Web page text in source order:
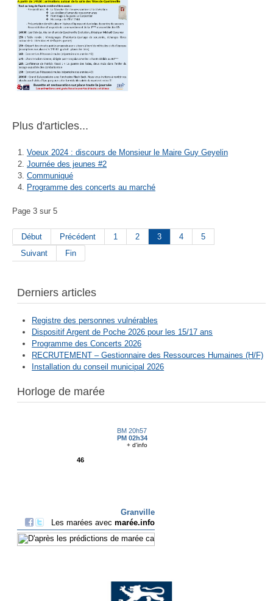
Plus d'articles...
Voeux 2024 : discours de Monsieur le Maire Guy Geyelin
Journée des jeunes #2
Communiqué
Programme des concerts au marché
Page 3 sur 5
Début Précédent 1 2 3 4
5
Suivant
Fin
Derniers articles
Registre des personnes vulnérables
Dispositif Argent de Poche 2026 pour les 15/17 ans
Programme des Concerts 2026
RECRUTEMENT – Gestionnaire des Ressources Humaines (H/F)
Installation du conseil municipal 2026
Horloge de marée